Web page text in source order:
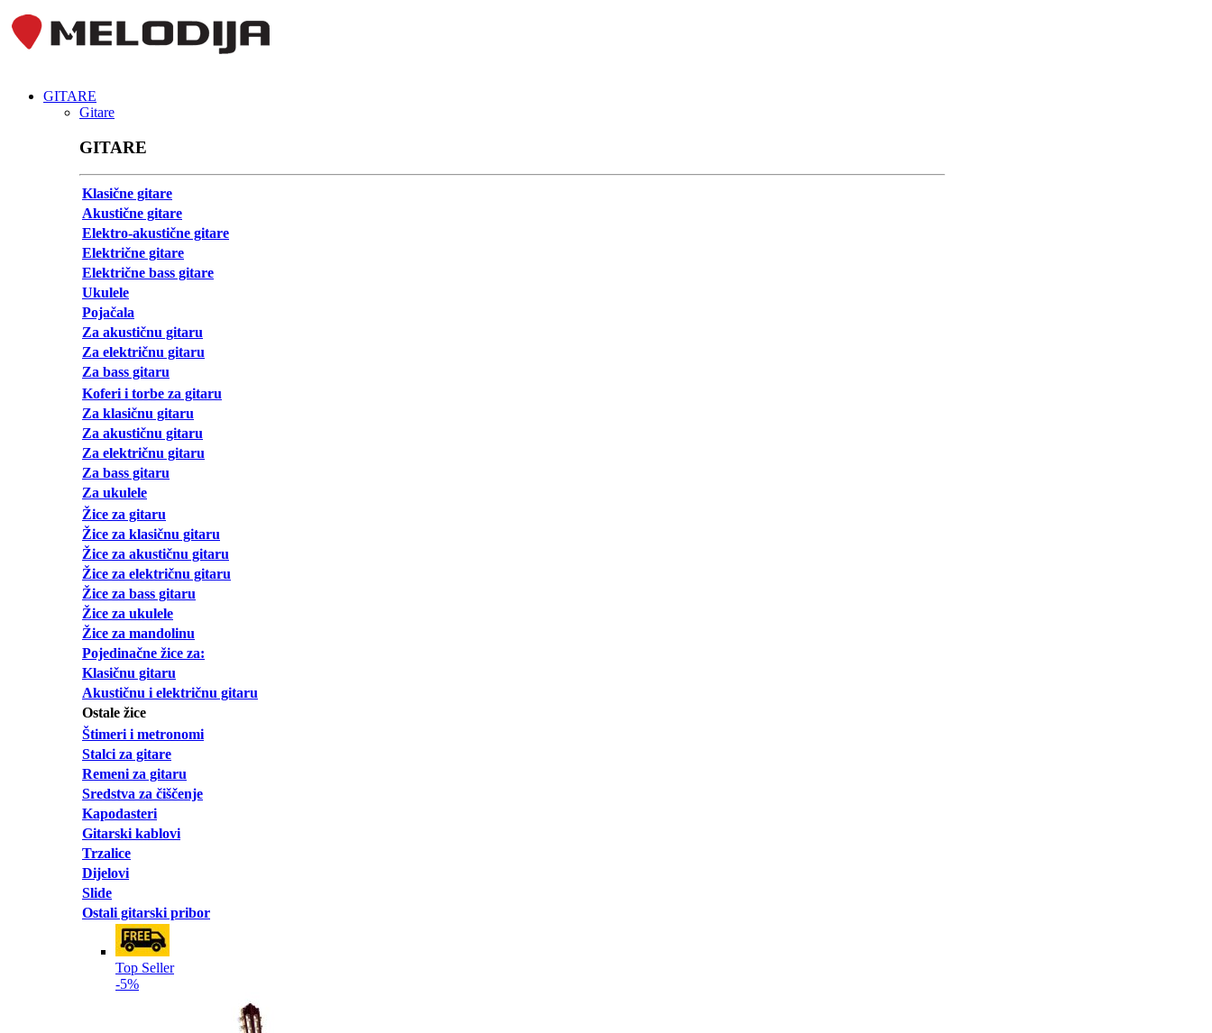
GITARE
Gitare
GITARE
Klasične gitare
Akustične gitare
Elektro-akustične gitare
Električne gitare
Električne bass gitare
Ukulele
Pojačala
Za akustičnu gitaru
Za električnu gitaru
Za bass gitaru
Koferi i torbe za gitaru
Za klasičnu gitaru
Za akustičnu gitaru
Za električnu gitaru
Za bass gitaru
Za ukulele
Žice za gitaru
Žice za klasičnu gitaru
Žice za akustičnu gitaru
Žice za električnu gitaru
Žice za bass gitaru
Žice za ukulele
Žice za mandolinu
Pojedinačne žice za:
Klasičnu gitaru
Akustičnu i električnu gitaru
Ostale žice
Štimeri i metronomi
Stalci za gitare
Remeni za gitaru
Sredstva za čiščenje
Kapodasteri
Gitarski kablovi
Trzalice
Dijelovi
Slide
Ostali gitarski pribor
Top Seller
-5%